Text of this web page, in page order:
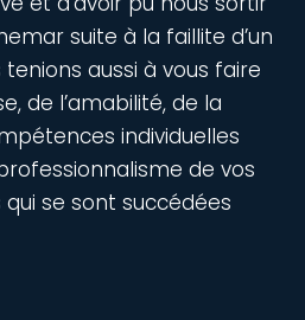
suite à la faillite d’un
aussi à vous faire
de l’amabilité, de la
individuelles
de vos
se sont succédées